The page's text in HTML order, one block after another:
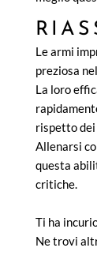
Le armi
preziosa
La loro
rispetto
Allenarsi
questa
critiche.
Ti ha
Ne trovi